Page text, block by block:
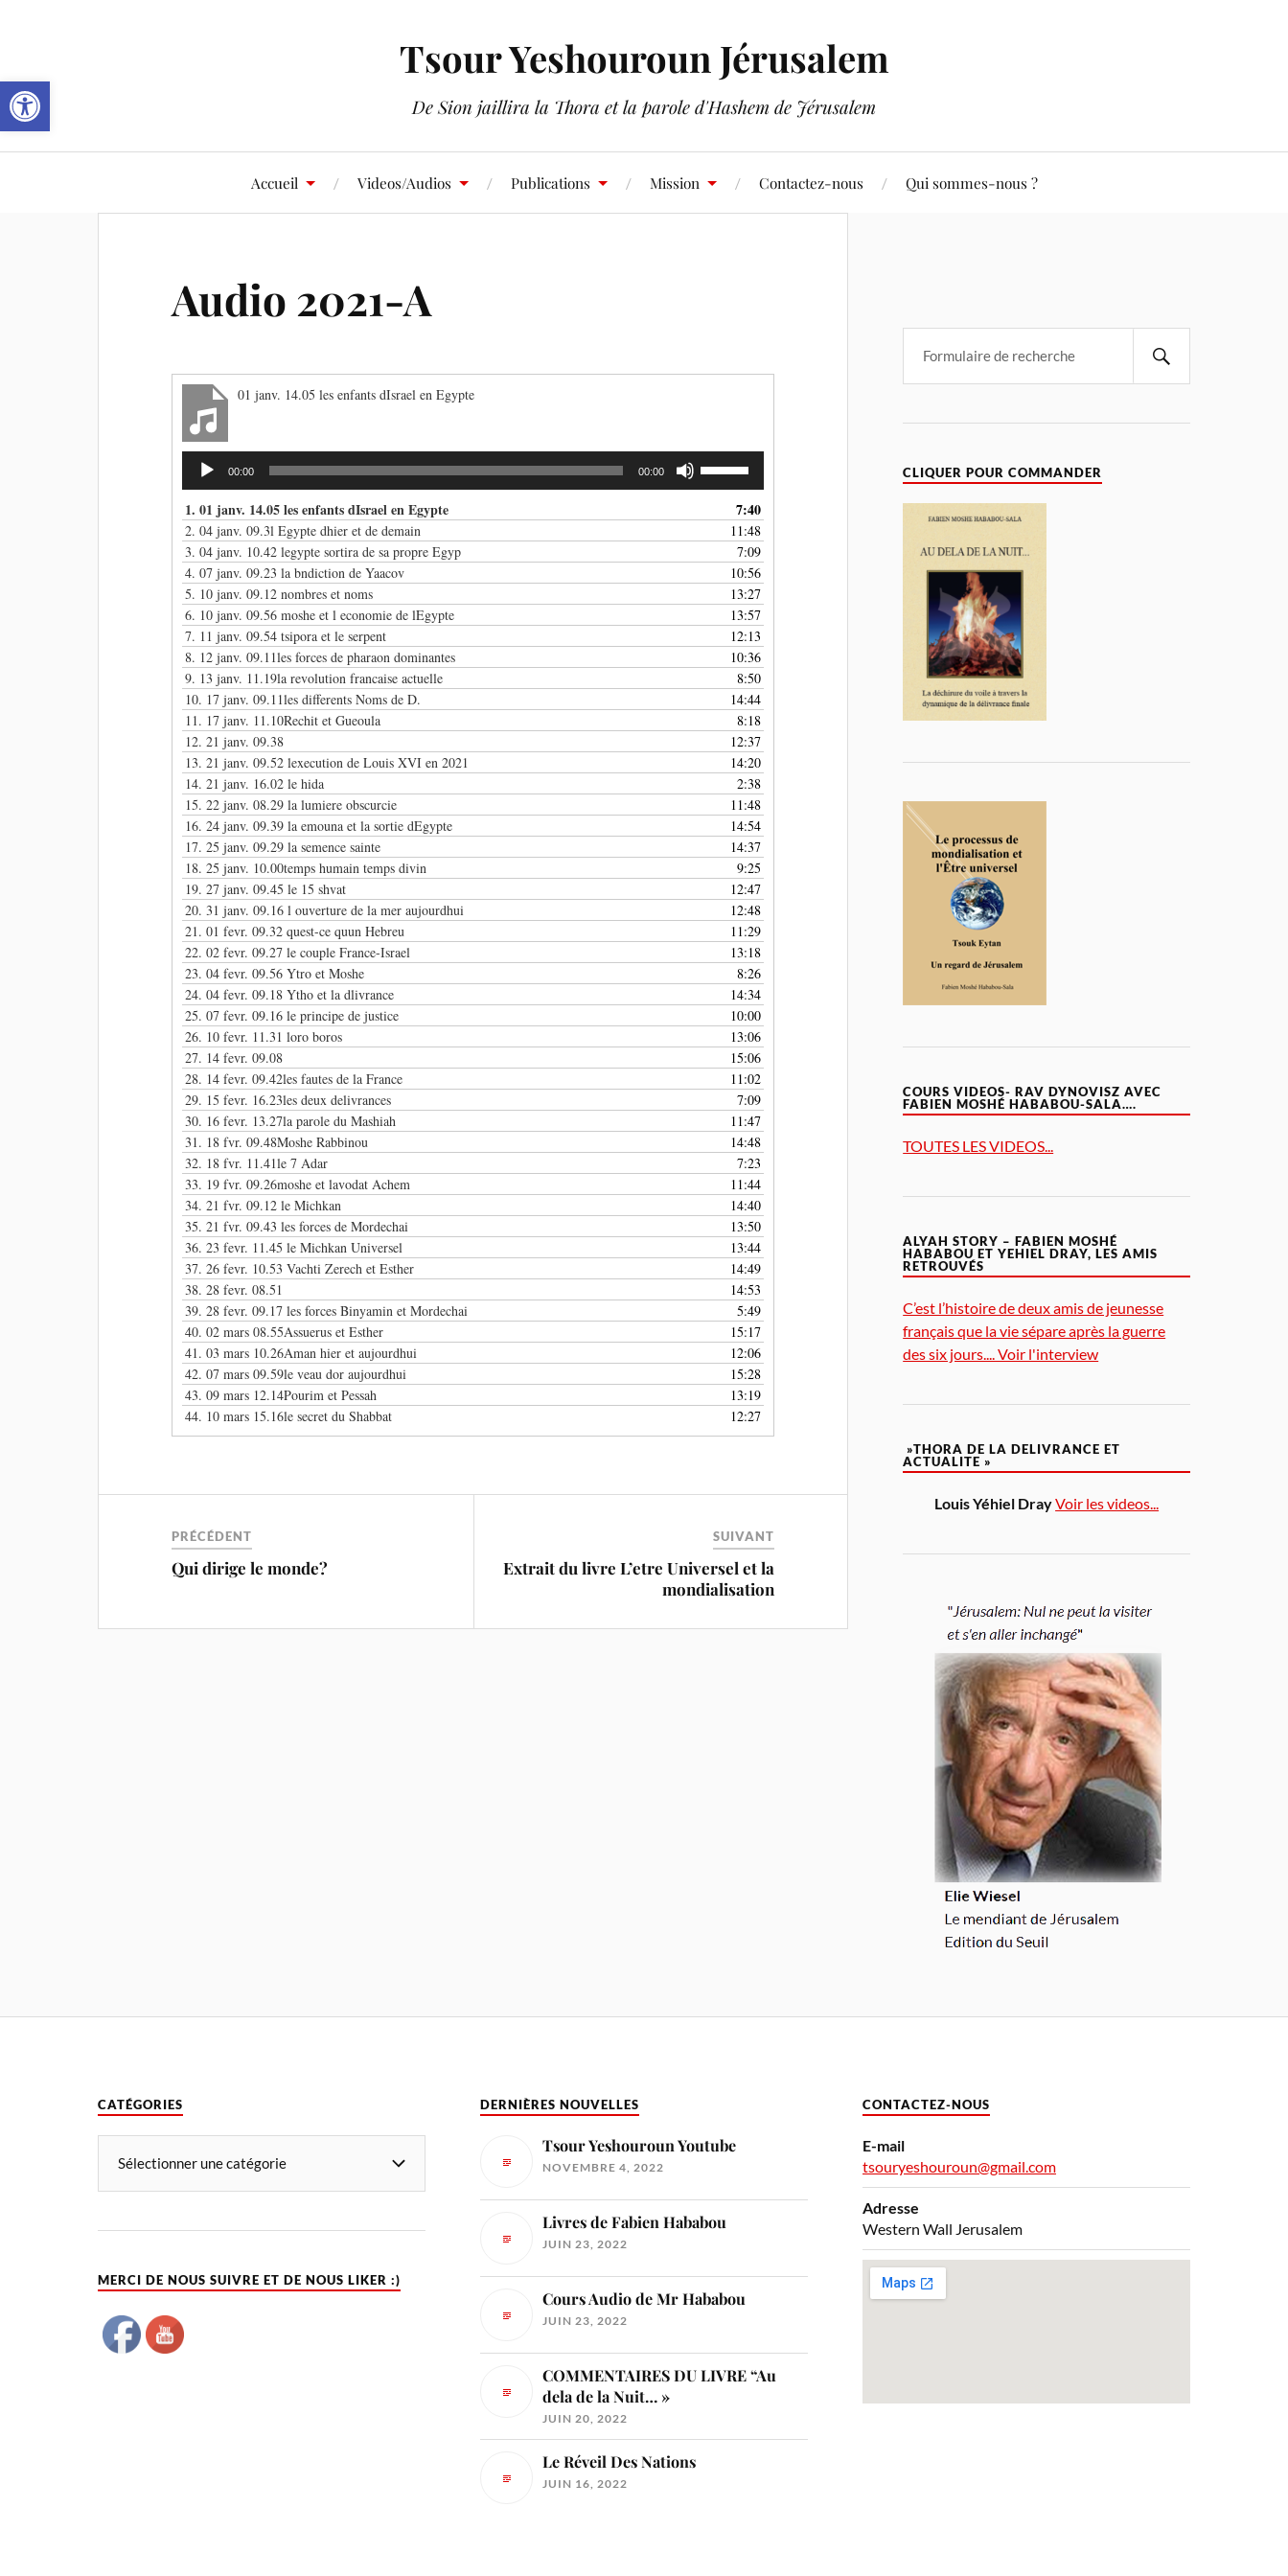
Ouvrir la barre d’outils
Tsour Yeshouroun Jérusalem
De Sion jaillira la Thora et la parole d'Hashem de Jérusalem
Accueil Videos/Audios Publications Mission Contactez-nous Qui sommes-nous ?
Audio 2021-A
01 janv. 14.05 les enfants dIsrael en Egypte
Lecteur
audio
00:00 00:00
haut/bas
pour
augmenter
ou
diminuer
volume.
1.01 janv. 14.05 les enfants dIsrael en Egypte 7:40
2.04 janv. 09.3l Egypte dhier et de demain
11:48
3.04 janv. 10.42 legypte sortira de sa propre Egyp
7:09
4.07 janv. 09.23 la bndiction de Yaacov
10:56
5. 10 janv. 09.12 nombres et noms
13:27
6. 10 janv. 09.56 moshe et l economie de lEgypte
13:57
7. 11 janv. 09.54 tsipora et le serpent
12:13
8. 12 janv. 09.11les forces de pharaon dominantes
10:36
9. 13 janv. 11.19la revolution francaise actuelle
8:50
10. 17 janv. 09.11les differents Noms de D.
14:44
11. 17 janv. 11.10Rechit et Gueoula
8:18
12.21 janv. 09.38
12:37
13.21 janv. 09.52 lexecution de Louis XVI en 2021
14:20
14.21 janv. 16.02 le hida
2:38
15.22 janv. 08.29 la lumiere obscurcie
11:48
16.24 janv. 09.39 la emouna et la sortie dEgypte
14:54
17.25 janv. 09.29 la semence sainte
14:37
18.25 janv. 10.00temps humain temps divin
9:25
19.27 janv. 09.45 le 15 shvat
12:47
20.31 janv. 09.16 l ouverture de la mer aujourdhui
12:48
21.01 fevr. 09.32 quest-ce quun Hebreu
11:29
22.02 fevr. 09.27 le couple France-Israel
13:18
23.04 fevr. 09.56 Ytro et Moshe
8:26
24.04 fevr. 09.18 Ytho et la dlivrance
14:34
25.07 fevr. 09.16 le principe de justice
10:00
26. 10 fevr. 11.31 loro boros
13:06
27. 14 fevr. 09.08
15:06
28. 14 fevr. 09.42les fautes de la France
11:02
29. 15 fevr. 16.23les deux delivrances
7:09
30. 16 fevr. 13.27la parole du Mashiah
11:47
31. 18 fvr. 09.48Moshe Rabbinou
14:48
32. 18 fvr. 11.41le 7 Adar
7:23
33. 19 fvr. 09.26moshe et lavodat Achem
11:44
34.21 fvr. 09.12 le Michkan
14:40
35.21 fvr. 09.43 les forces de Mordechai
13:50
36.23 fevr. 11.45 le Michkan Universel
13:44
37.26 fevr. 10.53 Vachti Zerech et Esther
14:49
38.28 fevr. 08.51
14:53
39.28 fevr. 09.17 les forces Binyamin et Mordechai
5:49
40.02 mars 08.55Assuerus et Esther
15:17
41.03 mars 10.26Aman hier et aujourdhui
12:06
42.07 mars 09.59le veau dor aujourdhui
15:28
43.09 mars 12.14Pourim et Pessah
13:19
44. 10 mars 15.16le secret du Shabbat 12:27
PRÉCÉDENT
Qui dirige le monde?
SUIVANT
Extrait du livre L’etre Universel et la
mondialisation
CLIQUER POUR COMMANDER
COURS VIDEOS- RAV DYNOVISZ AVEC
FABIEN MOSHÉ HABABOU-SALA….
TOUTES LES VIDEOS...
ALYAH STORY – FABIEN MOSHÉ
HABABOU ET YEHIEL DRAY, LES AMIS
RETROUVÉS
C’est l’histoire de deux amis de jeunesse
français que la vie sépare après la guerre
des six jours.... Voir l'interview
»THORA DE LA DELIVRANCE ET
ACTUALITE »
Louis Yéhiel DrayVoir les videos...
CATÉGORIES
MERCI DE NOUS SUIVRE ET DE NOUS LIKER :)
DERNIÈRES NOUVELLES
Tsour Yeshouroun Youtube
NOVEMBRE 4, 2022
Livres de Fabien Hababou
JUIN 23, 2022
Cours Audio de Mr Hababou
JUIN 23, 2022
COMMENTAIRES DU LIVRE “Au
dela de la Nuit… »
JUIN 20, 2022
Le Réveil Des Nations
JUIN 16, 2022
CONTACTEZ-NOUS
E-mail
tsouryeshouroun@gmail.com
Adresse
Western Wall Jerusalem